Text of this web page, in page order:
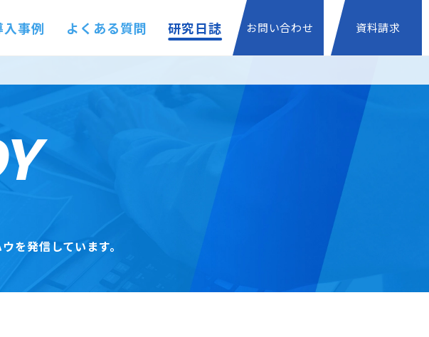
入事例 よくある質問 研究日誌 お問い合わせ 資料請求
を発信しています。